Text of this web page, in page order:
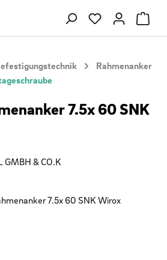
Du hast 0
Rahmenanker
7.5x 60 SNK
GMBH & CO.K